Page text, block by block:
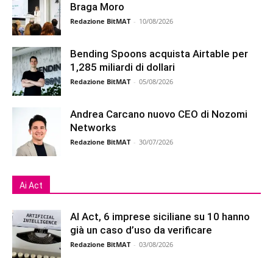
Braga Moro
Redazione BitMAT - 10/08/2026
Bending Spoons acquista Airtable per
1,285 miliardi di dollari
Redazione BitMAT - 05/08/2026
Andrea Carcano nuovo CEO di Nozomi
Networks
Redazione BitMAT - 30/07/2026
Ai Act
AI Act, 6 imprese siciliane su 10 hanno
già un caso d’uso da verificare
Redazione BitMAT - 03/08/2026